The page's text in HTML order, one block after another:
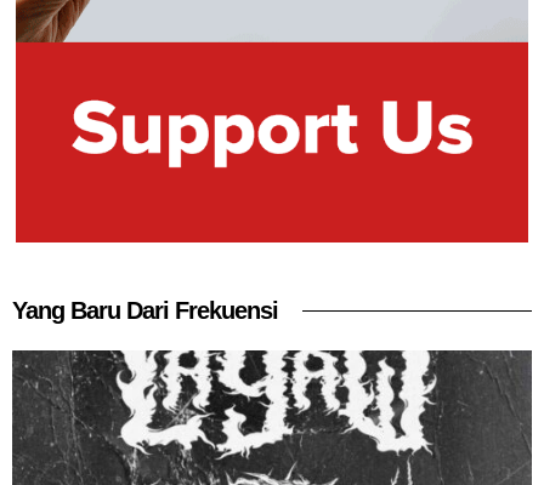
Yang Baru Dari Frekuensi